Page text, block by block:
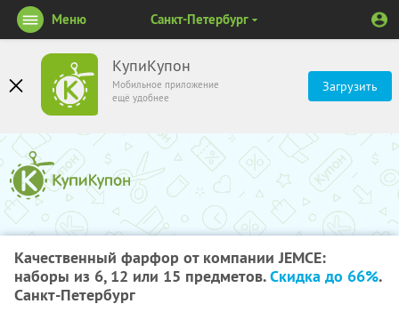
КупиКупон
Мобильное приложение
ещё удобнее
Загрузить
Меню Санкт-Петербург
Качественный фарфор от компании JEMCE:
наборы из 6, 12 или 15 предметов.Скидка до 66%.
Санкт-Петербург